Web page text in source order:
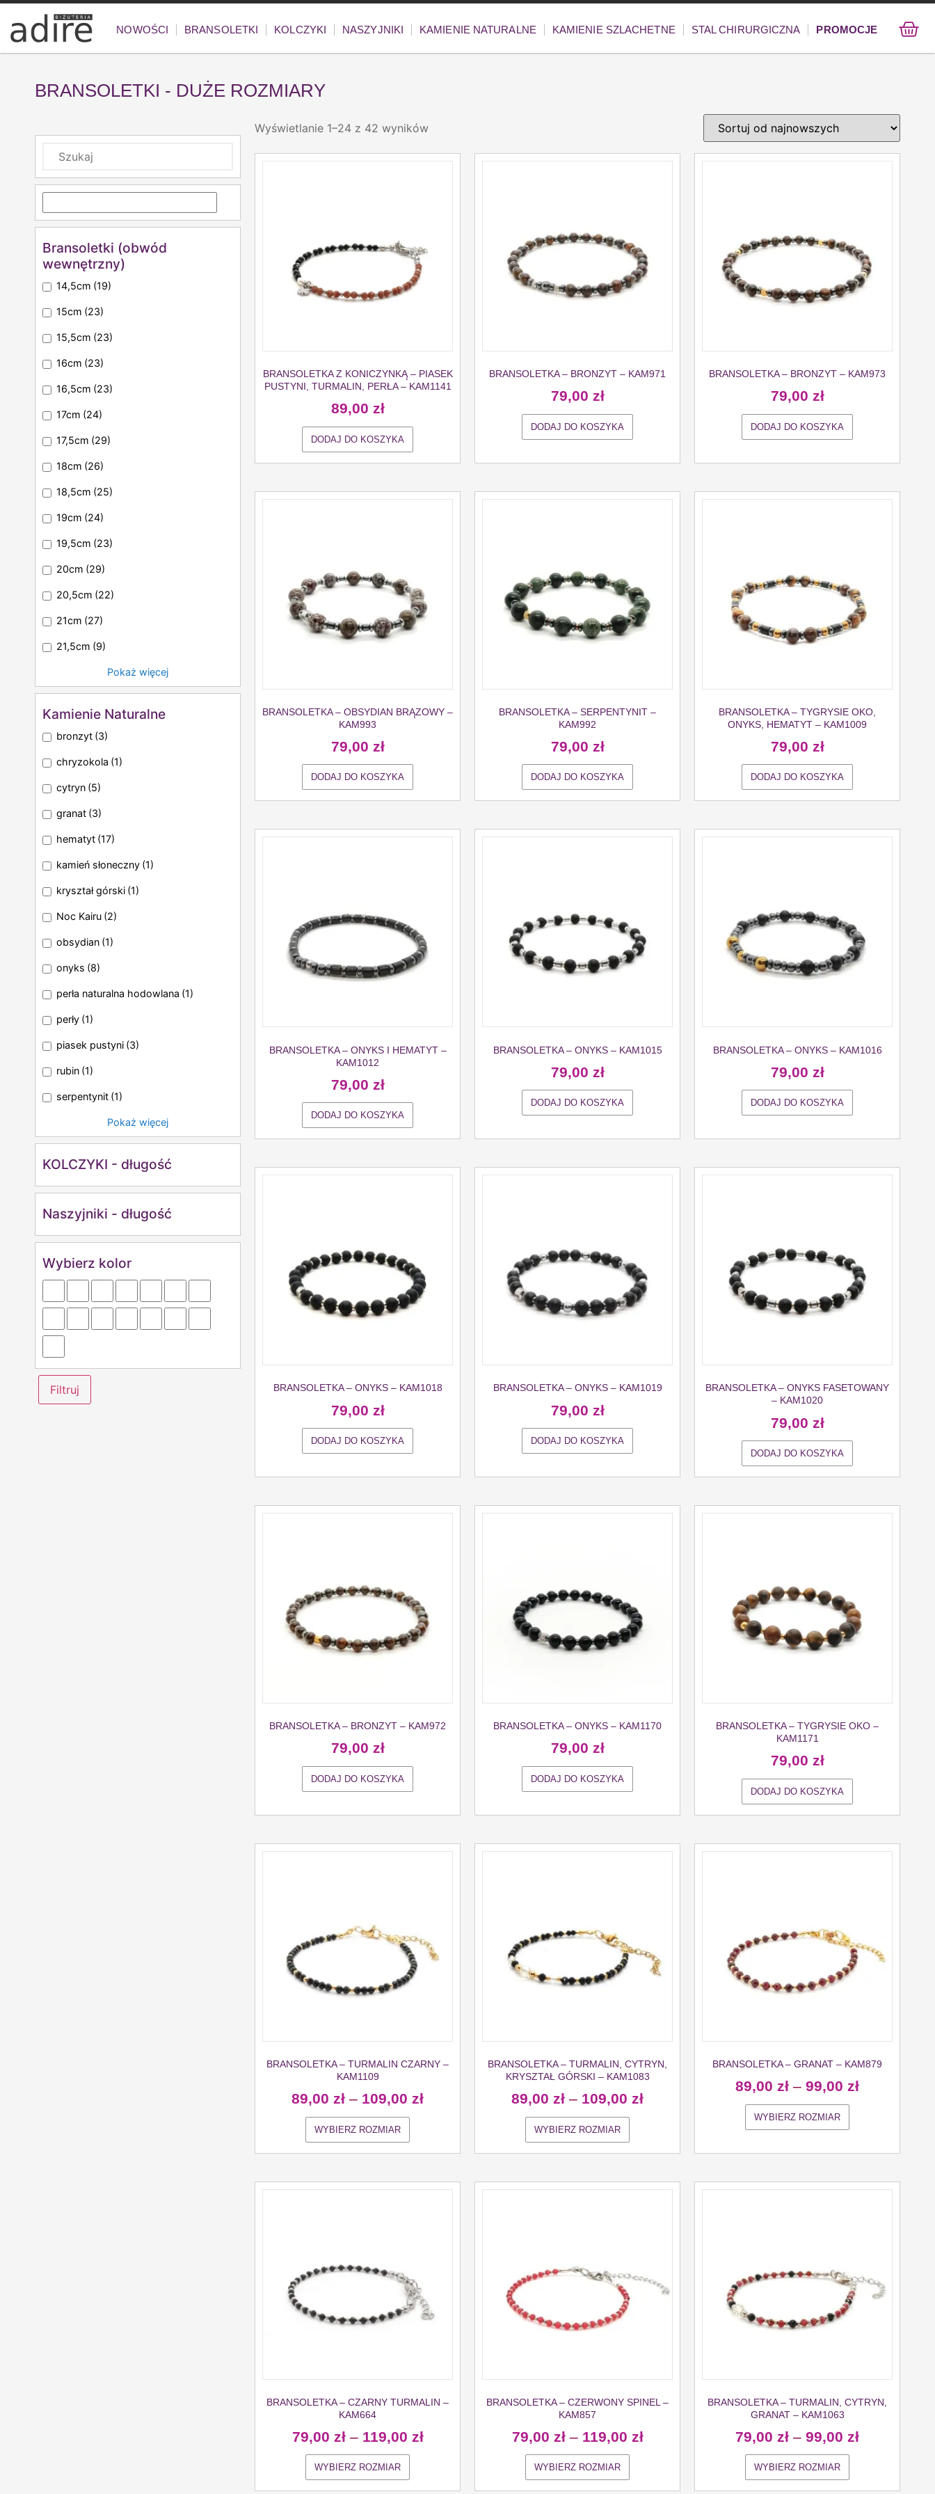
NOWOŚCI BRANSOLETKI KOLCZYKI NASZYJNIKI KAMIENIE NATURALNE KAMIENIE SZLACHETNE STAL CHIRURGICZNA PROMOCJE
BRANSOLETKI - DUŻE ROZMIARY
Bransoletki (obwód
wewnętrzny)
14,5cm (19)
15cm (23)
15,5cm (23)
16cm (23)
16,5cm (23)
17cm (24)
17,5cm (29)
18cm (26)
18,5cm (25)
19cm (24)
19,5cm (23)
20cm (29)
20,5cm (22)
21cm (27)
21,5cm (9)
Pokaż więcej
Kamienie Naturalne
bronzyt (3)
chryzokola (1)
cytryn (5)
granat (3)
hematyt (17)
kamień słoneczny (1)
kryształ górski (1)
Noc Kairu (2)
obsydian (1)
onyks (8)
perła naturalna hodowlana (1)
perły (1)
piasek pustyni (3)
rubin (1)
serpentynit (1)
Pokaż więcej
KOLCZYKI - długość
Naszyjniki - długość
Wybierz kolor
Filtruj
Wyświetlanie 1–24 z 42 wyników
BRANSOLETKA Z KONICZYNKĄ – PIASEK
PUSTYNI, TURMALIN, PERŁA – KAM1141
89,00 zł
DODAJ DO KOSZYKA
BRANSOLETKA – BRONZYT – KAM971
79,00 zł
DODAJ DO KOSZYKA
BRANSOLETKA – BRONZYT – KAM973
79,00 zł
DODAJ DO KOSZYKA
BRANSOLETKA – OBSYDIAN BRĄZOWY –
KAM993
79,00 zł
DODAJ DO KOSZYKA
BRANSOLETKA – SERPENTYNIT –
KAM992
79,00 zł
DODAJ DO KOSZYKA
BRANSOLETKA – TYGRYSIE OKO,
ONYKS, HEMATYT – KAM1009
79,00 zł
DODAJ DO KOSZYKA
BRANSOLETKA – ONYKS I HEMATYT –
KAM1012
79,00 zł
DODAJ DO KOSZYKA
BRANSOLETKA – ONYKS – KAM1015
79,00 zł
DODAJ DO KOSZYKA
BRANSOLETKA – ONYKS – KAM1016
79,00 zł
DODAJ DO KOSZYKA
BRANSOLETKA – ONYKS – KAM1018
79,00 zł
DODAJ DO KOSZYKA
BRANSOLETKA – ONYKS – KAM1019
79,00 zł
DODAJ DO KOSZYKA
BRANSOLETKA – ONYKS FASETOWANY
– KAM1020
79,00 zł
DODAJ DO KOSZYKA
BRANSOLETKA – BRONZYT – KAM972
79,00 zł
DODAJ DO KOSZYKA
BRANSOLETKA – ONYKS – KAM1170
79,00 zł
DODAJ DO KOSZYKA
BRANSOLETKA – TYGRYSIE OKO –
KAM1171
79,00 zł
DODAJ DO KOSZYKA
BRANSOLETKA – TURMALIN CZARNY –
KAM1109
89,00 zł – 109,00 zł
WYBIERZ ROZMIAR
BRANSOLETKA – TURMALIN, CYTRYN,
KRYSZTAŁ GÓRSKI – KAM1083
89,00 zł – 109,00 zł
WYBIERZ ROZMIAR
BRANSOLETKA – GRANAT – KAM879
89,00 zł – 99,00 zł
WYBIERZ ROZMIAR
BRANSOLETKA – CZARNY TURMALIN –
KAM664
79,00 zł – 119,00 zł
WYBIERZ ROZMIAR
BRANSOLETKA – CZERWONY SPINEL –
KAM857
79,00 zł – 119,00 zł
WYBIERZ ROZMIAR
BRANSOLETKA – TURMALIN, CYTRYN,
GRANAT – KAM1063
79,00 zł – 99,00 zł
WYBIERZ ROZMIAR